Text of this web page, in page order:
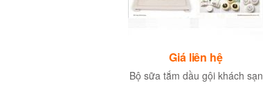
Giá liên hệ
Bộ sữa tắm dầu gội khách sạn